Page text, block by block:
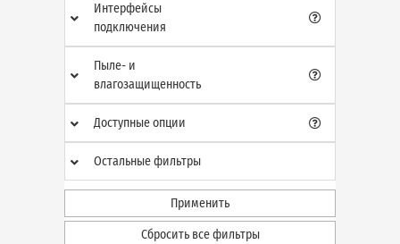
Интерфейсы
подключения
Пыле- и
влагозащищенность
Доступные опции
Остальные фильтры
Применить
Сбросить все фильтры